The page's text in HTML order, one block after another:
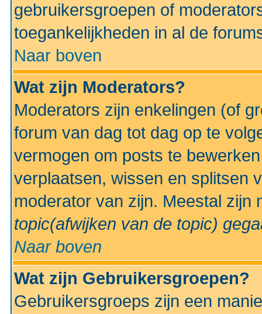
gebruikersgroepen of
toegankelijkheden in al de
Naar boven
Wat zijn Moderators?
Moderators zijn enkelingen (of
forum van dag tot dag op te
vermogen om posts te
verplaatsen, wissen en splitsen
moderator van zijn. Meestal
topic(afwijken van de topic)
Naar boven
Wat zijn Gebruikersgroepen?
Gebruikersgroeps zijn een